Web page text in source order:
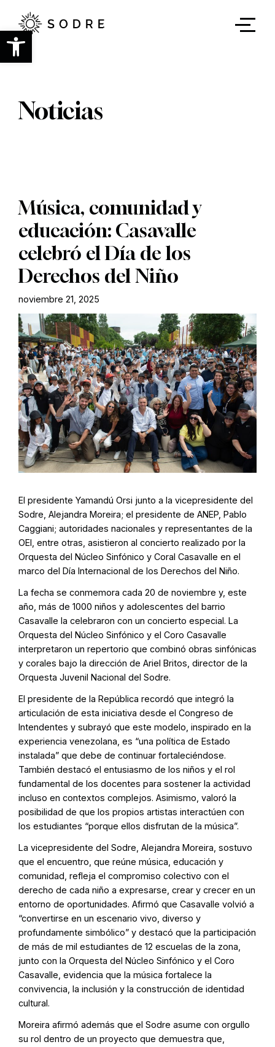
Abrir barra de herramientas
contenido
principal
Noticias
Música, comunidad y
educación: Casavalle
celebró el Día de los
Derechos del Niño
noviembre 21, 2025
El presidente Yamandú Orsi junto a la vicepresidente del
Sodre, Alejandra Moreira; el presidente de ANEP, Pablo
Caggiani; autoridades nacionales y representantes de la
OEI, entre otras, asistieron al concierto realizado por la
Orquesta del Núcleo Sinfónico y Coral Casavalle en el
marco del Día Internacional de los Derechos del Niño.
La fecha se conmemora cada 20 de noviembre y, este
año, más de 1000 niños y adolescentes del barrio
Casavalle la celebraron con un concierto especial. La
Orquesta del Núcleo Sinfónico y el Coro Casavalle
interpretaron un repertorio que combinó obras sinfónicas
y corales bajo la dirección de Ariel Britos, director de la
Orquesta Juvenil Nacional del Sodre.
El presidente de la República recordó que integró la
articulación de esta iniciativa desde el Congreso de
Intendentes y subrayó que este modelo, inspirado en la
experiencia venezolana, es “una política de Estado
instalada” que debe de continuar fortaleciéndose.
También destacó el entusiasmo de los niños y el rol
fundamental de los docentes para sostener la actividad
incluso en contextos complejos. Asimismo, valoró la
posibilidad de que los propios artistas interactúen con
los estudiantes “porque ellos disfrutan de la música”.
La vicepresidente del Sodre, Alejandra Moreira, sostuvo
que el encuentro, que reúne música, educación y
comunidad, refleja el compromiso colectivo con el
derecho de cada niño a expresarse, crear y crecer en un
entorno de oportunidades. Afirmó que Casavalle volvió a
“convertirse en un escenario vivo, diverso y
profundamente simbólico” y destacó que la participación
de más de mil estudiantes de 12 escuelas de la zona,
junto con la Orquesta del Núcleo Sinfónico y el Coro
Casavalle, evidencia que la música fortalece la
convivencia, la inclusión y la construcción de identidad
cultural.
Moreira afirmó además que el Sodre asume con orgullo
su rol dentro de un proyecto que demuestra que,